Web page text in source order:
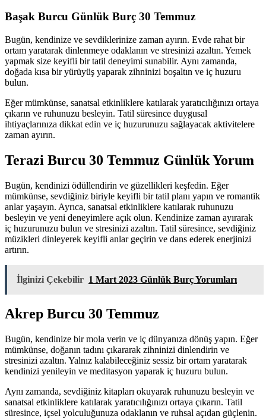
Başak Burcu Günlük Burç 30 Temmuz
Bugün, kendinize ve sevdiklerinize zaman ayırın. Evde rahat bir
ortam yaratarak dinlenmeye odaklanın ve stresinizi azaltın. Yemek
yapmak size keyifli bir tatil deneyimi sunabilir. Aynı zamanda,
doğada kısa bir yürüyüş yaparak zihninizi boşaltın ve iç huzuru
bulun.
Eğer mümkünse, sanatsal etkinliklere katılarak yaratıcılığınızı ortaya
çıkarın ve ruhunuzu besleyin. Tatil süresince duygusal
ihtiyaçlarınıza dikkat edin ve iç huzurunuzu sağlayacak aktivitelere
zaman ayırın.
Terazi Burcu 30 Temmuz Günlük Yorum
Bugün, kendinizi ödüllendirin ve güzellikleri keşfedin. Eğer
mümkünse, sevdiğiniz biriyle keyifli bir tatil planı yapın ve romantik
anlar yaşayın. Ayrıca, sanatsal etkinliklere katılarak ruhunuzu
besleyin ve yeni deneyimlere açık olun. Kendinize zaman ayırarak
iç huzurunuzu bulun ve stresinizi azaltın. Tatil süresince, sevdiğiniz
müzikleri dinleyerek keyifli anlar geçirin ve dans ederek enerjinizi
artırın.
İlginizi Çekebilir 1 Mart 2023 Günlük Burç Yorumları
Akrep Burcu 30 Temmuz
Bugün, kendinize bir mola verin ve iç dünyanıza dönüş yapın. Eğer
mümkünse, doğanın tadını çıkararak zihninizi dinlendirin ve
stresinizi azaltın. Yalnız kalabileceğiniz sessiz bir ortam yaratarak
kendinizi yenileyin ve meditasyon yaparak iç huzuru bulun.
Aynı zamanda, sevdiğiniz kitapları okuyarak ruhunuzu besleyin ve
sanatsal etkinliklere katılarak yaratıcılığınızı ortaya çıkarın. Tatil
süresince, içsel yolculuğunuza odaklanın ve ruhsal açıdan güçlenin.